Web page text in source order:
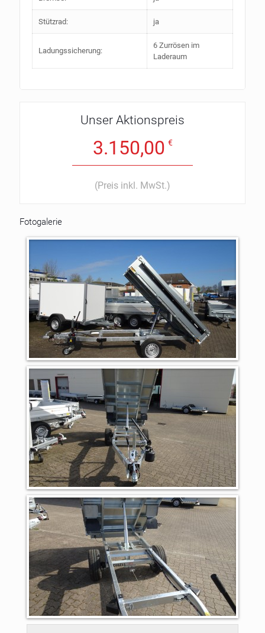
Stützrad: ja
Ladungssicherung:
6 Zurrösen im
Laderaum
Unser Aktionspreis
3.150,00 €
(Preis inkl. MwSt.)
Fotogalerie